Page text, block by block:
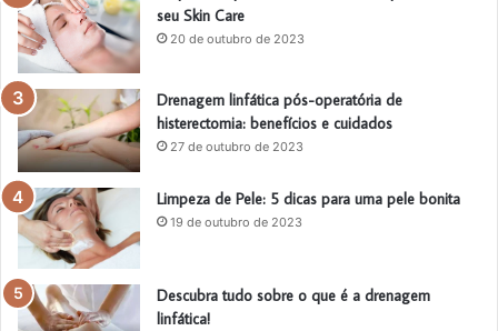
seu Skin Care
20 de outubro de 2023
Drenagem linfática pós-operatória de
histerectomia: benefícios e cuidados
27 de outubro de 2023
Limpeza de Pele: 5 dicas para uma pele bonita
19 de outubro de 2023
Descubra tudo sobre o que é a drenagem
linfática!